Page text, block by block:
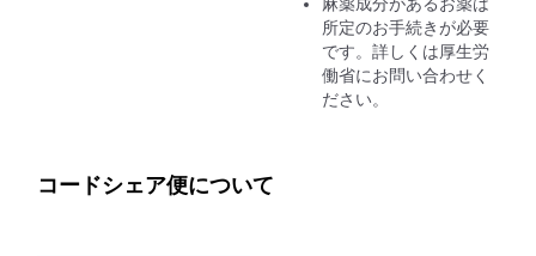
所定のお手続きが必要
です。詳しくは厚生労
働省にお問い合わせく
ださい。
コードシェア便について